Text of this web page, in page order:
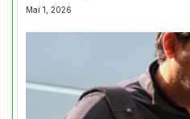
Mai 1, 2026